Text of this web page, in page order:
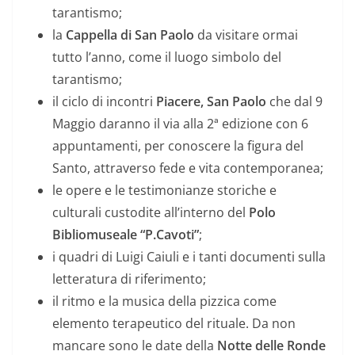
tarantismo;
la Cappella di San Paolo da visitare ormai
tutto l’anno, come il luogo simbolo del
tarantismo;
il ciclo di incontri Piacere, San Paolo che dal 9
Maggio daranno il via alla 2ª edizione con 6
appuntamenti, per conoscere la figura del
Santo, attraverso fede e vita contemporanea;
le opere e le testimonianze storiche e
culturali custodite all’interno del Polo
Bibliomuseale “P.Cavoti”;
i quadri di Luigi Caiuli e i tanti documenti sulla
letteratura di riferimento;
il ritmo e la musica della pizzica come
elemento terapeutico del rituale. Da non
mancare sono le date della Notte delle Ronde